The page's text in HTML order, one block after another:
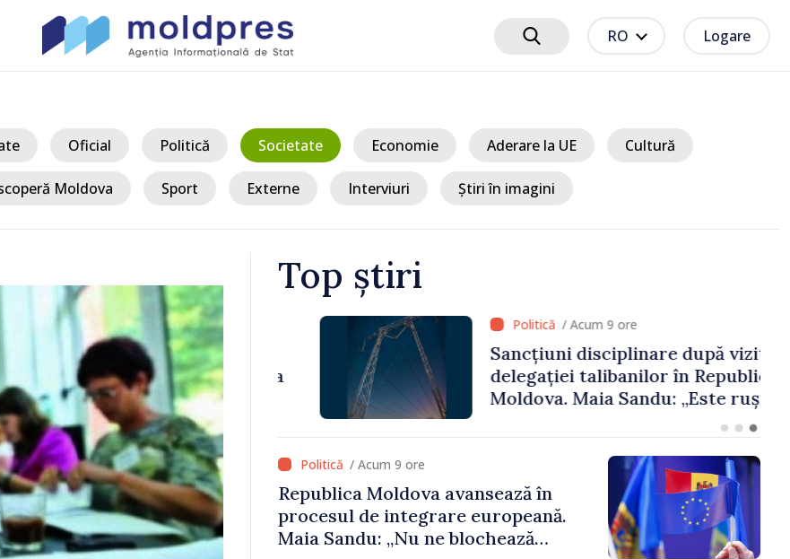
RO Logare
Oficial Politică Societate Economie Aderare la UE Cultură
Moldova Sport Externe Interviuri Știri în imagini
Top știri
urma
/ Acum 9 ore
Sancțiuni disciplinare după vizita
delegației talibanilor în Republica
Moldova. Maia Sandu: „Este rușinos
că oameni cu funcții înalte nu
/ Acum 9 ore
Republica Moldova avansează în
procesul de integrare europeană.
Maia Sandu: „Nu ne blochează